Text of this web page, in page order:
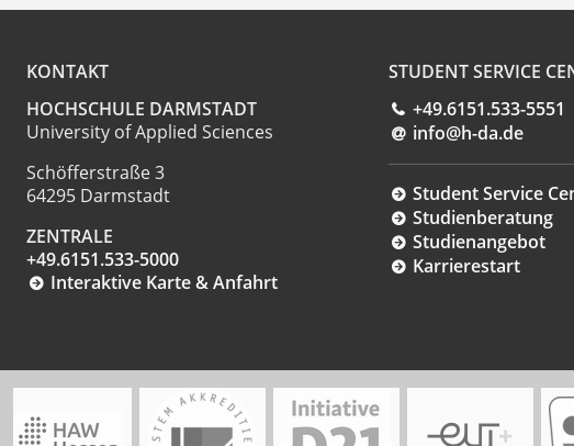
KONTAKT
HOCHSCHULE DARMSTADT
University of Applied Sciences
Schöfferstraße 3
64295 Darmstadt
ZENTRALE
+49.6151.533-5000
Interaktive Karte & Anfahrt
STUDENT SERVICE
+49.6151.533-5551
info@h-da.de
Student Service
Studienberatung
Studienangebot
Karrierestart